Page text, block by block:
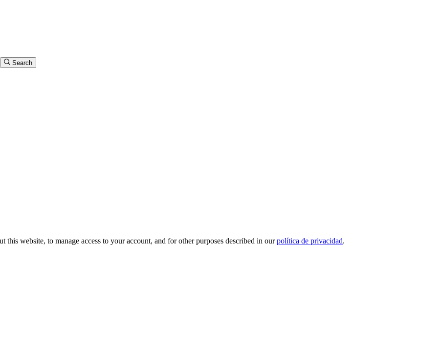
Search
website, to manage access to your account, and for other purposes described in ourpolítica de privacidad.